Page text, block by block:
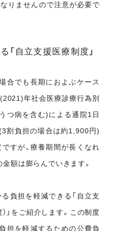
りませんので注意が必要で
「自立支援医療制度」
合でも長期におよぶケース
年社会医療診療行為別
つ病を含む)による通院1日
割負担の場合は約1,900円)
すが、療養期間が長くなれ
額は膨らんでいきます。
負担を軽減できる「自立支
」をご紹介します。この制度
担を軽減するための公費負